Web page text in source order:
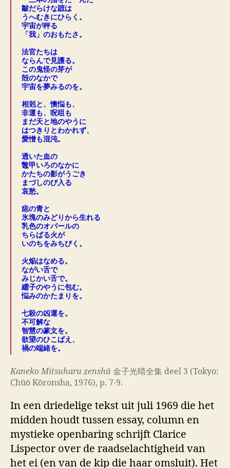
皺だらけな蹠は
うへむきにひらく。
宇宙が秤る
「我」のおもたさ。
法官たちは
ならんで見護る。
この鬼怪の芽が
殻のなかで
宇宙を夢みるのを。
相剋と、懊悩も、
非運も、呪咀も
まだ天と地のやうに
はつきりとわかれず、
愛憎も混沌。
透いた血の
鼈甲いろのなかに
かたちの影がうごき
まづしのび入る
哀愁。
痣の青と
氷塊のみどりから生れる
乳色のオパールの
ちらばる火が
いのちをみちびく。
火焔はなめる。
ながい舌で
みじかい舌で。
繻子のやうに包む。
悩みのかたまりを。
七殺の凶運を。
不可解な
智慧の篆文を。
欲望のひこばえ、
禍の端緒を。
Kaneko Mitsuharu zenshū 金子光晴全集 deel 3 (Tokyo:
Chūō Kōronsha, 1976), p. 7-9.
In een driedelige tekst uit juli 1969 die het
midden houdt tussen essay, column en
mystieke openbaring schrijft Clarice
Lispector over de raadselachtigheid van
het ei (en van de kip die haar omsluit). Het